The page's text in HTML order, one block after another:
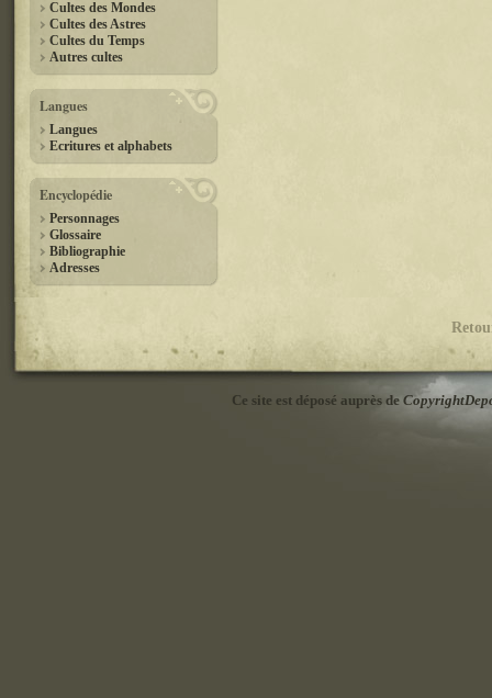
Cultes des Mondes
Cultes des Astres
Cultes du Temps
Autres cultes
Langues
Langues
Ecritures et alphabets
Encyclopédie
Personnages
Glossaire
Bibliographie
Adresses
Ce site est déposé auprès de